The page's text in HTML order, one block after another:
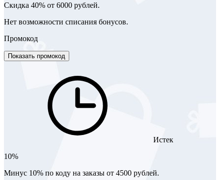
Cкидка 40% от 6000 рублей.
Нет возможности списания бонусов.
Промокод
Показать промокод
Истек
10%
Минус 10% по коду на заказы от 4500 рублей.